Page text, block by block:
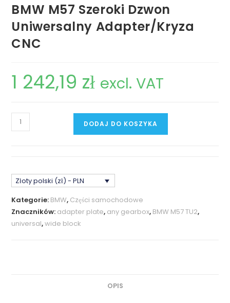
BMW M57 Szeroki Dzwon
Uniwersalny Adapter/Kryza
CNC
1 242,19 zł excl. VAT
ilość
BMW
Uniwersalny
Adapter/Kryza
CNC
DODAJ DO KOSZYKA
Złoty polski (zł) - PLN
Kategorie: BMW, Części samochodowe
Znaczników: adapter plate, any gearbox, BMW M57 TU2,
universal,wide block
OPIS